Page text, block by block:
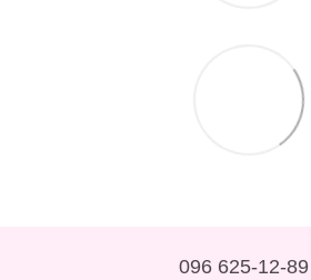
096 625-12-89